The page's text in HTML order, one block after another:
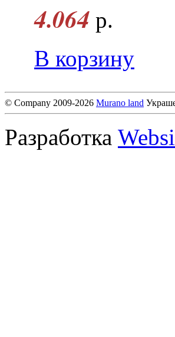
4.064 р.
В корзину
© Company 2009-2026 Murano land
Разработка